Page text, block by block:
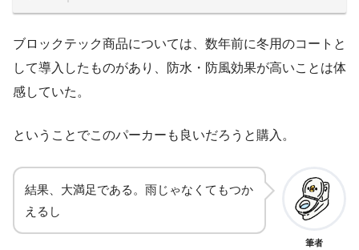
ブロックテック商品については、数年前に冬用のコートと
して導入したものがあり、防水・防風効果が高いことは体
感していた。
ということでこのパーカーも良いだろうと購入。
結果、大満足である。雨じゃなくてもつか
えるし
筆者